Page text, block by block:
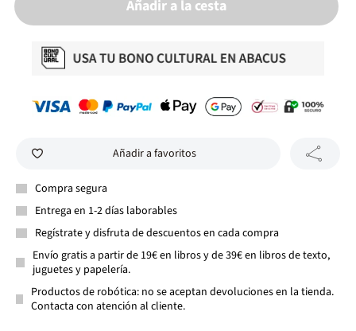
Añadir a la cesta
Añadir a favoritos
Compra segura
Entrega en 1-2 días laborables
Regístrate y disfruta de descuentos en cada compra
Envío gratis a partir de 19€ en libros y de 39€ en libros de texto,
juguetes y papelería.
Productos de robótica: no se aceptan devoluciones en la tienda.
Contacta con atención al cliente.